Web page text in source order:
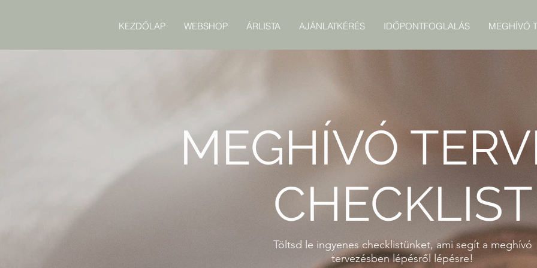
KEZDŐLAP WEBSHOP ÁRLISTA AJÁNLATKÉRÉS IDŐPONTFOGLALÁS MEGHÍVÓ
MEGHÍVÓ
CHECKLIST
Töltsd le ingyenes checklistünket, ami segít a meghívó
tervezésben lépésről lépésre!